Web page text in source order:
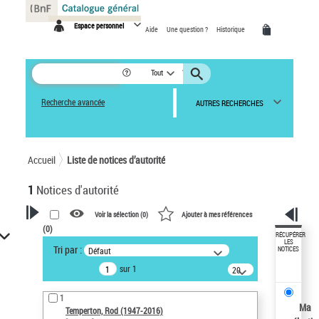
Espace personnel Aide Une question ? Historique
Tout
Recherche avancée AUTRES RECHERCHES
Accueil Liste de notices d’autorité
1 Notices d'autorité
VOTRE RECHERCHE
Recherche avancée dans les
notices d’autorité
Œuvres liées à l'auteur :
Temperton, Rod (1947-2016)
Voir la sélection (0) Ajouter à mes références
(0)
Tri par : Défaut
sur 1
20
résultats/page
1
Temperton, Rod (1947-2016)
RÉCUPÉRER
LES
NOTICES
Ma
Panneau de gestion des cookies